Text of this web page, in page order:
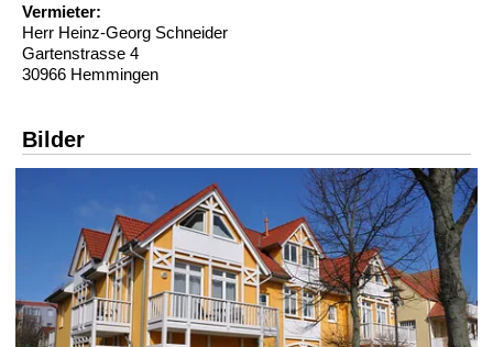
Vermieter:
Herr Heinz-Georg Schneider
Gartenstrasse 4
30966 Hemmingen
Bilder